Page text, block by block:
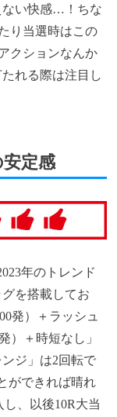
ない快感…！ちな
り当選時はこの
クションなんか
れる際は注目し
定感
年のトレンド
を搭載してお
発）＋ラッシュ
）＋時短なし」
ジ」は2回転で
ができれば晴れ
、以後10R大当